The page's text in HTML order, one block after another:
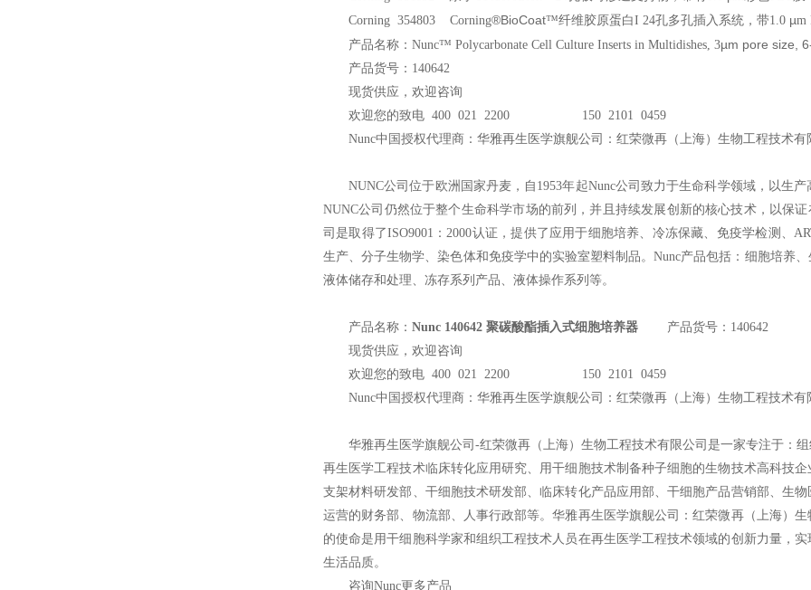
Corning 354803 Corning®BioCoat™纤维胶原蛋白I 24孔多孔插入系统，带1.0 µm
产品名称：Nunc™ Polycarbonate Cell Culture Inserts in Multidishes, 3µm pore size,
产品货号：140642
现货供应，欢迎咨询
欢迎您的致电 400 021 2200 150 2101 0459
Nunc中国授权代理商：华雅再生医学旗舰公司：红荣微再（上海）生物工程技术有
NUNC公司位于欧洲国家丹麦，自1953年起Nunc公司致力于生命科学领域，以生
NUNC公司仍然位于整个生命科学市场的前列，并且持续发展创新的核心技术，以保
司是取得了ISO9001：2000认证，提供了应用于细胞培养、冷冻保藏、免疫学检测、
生产、分子生物学、染色体和免疫学中的实验室塑料制品。Nunc产品包括：细胞培养
液体储存和处理、冻存系列产品、液体操作系列等。
产品名称： Nunc 140642 聚碳酸酯插入式细胞培养器 产品货号：140642
现货供应，欢迎咨询
欢迎您的致电 400 021 2200 150 2101 0459
Nunc中国授权代理商：华雅再生医学旗舰公司：红荣微再（上海）生物工程技术有
华雅再生医学旗舰公司-红荣微再（上海）生物工程技术有限公司是一家专注于：
再生医学工程技术临床转化应用研究、用干细胞技术制备种子细胞的生物技术高科技
支架材料研发部、干细胞技术研发部、临床转化产品应用部、干细胞产品营销部、生
运营的财务部、物流部、人事行政部等。华雅再生医学旗舰公司：红荣微再（上海）
的使命是用干细胞科学家和组织工程技术人员在再生医学工程技术领域的创新力量，
生活品质。
咨询Nunc更多产品